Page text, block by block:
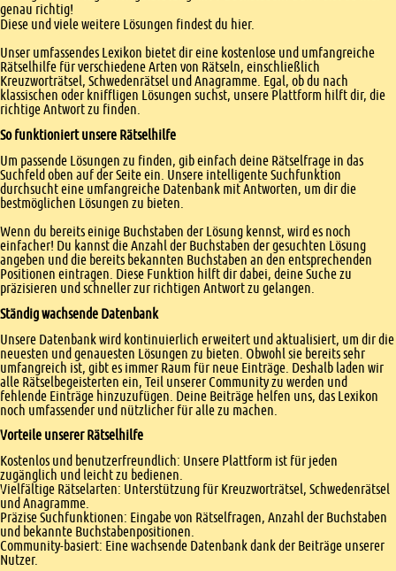
genau richtig!
Diese und viele weitere Lösungen findest du hier.
Unser umfassendes Lexikon bietet dir eine kostenlose und umfangreiche
Rätselhilfe für verschiedene Arten von Rätseln, einschließlich
Kreuzworträtsel, Schwedenrätsel und Anagramme. Egal, ob du nach
klassischen oder kniffligen Lösungen suchst, unsere Plattform hilft dir, die
richtige Antwort zu finden.
So funktioniert unsere Rätselhilfe
Um passende Lösungen zu finden, gib einfach deine Rätselfrage in das
Suchfeld oben auf der Seite ein. Unsere intelligente Suchfunktion
durchsucht eine umfangreiche Datenbank mit Antworten, um dir die
bestmöglichen Lösungen zu bieten.
Wenn du bereits einige Buchstaben der Lösung kennst, wird es noch
einfacher! Du kannst die Anzahl der Buchstaben der gesuchten Lösung
angeben und die bereits bekannten Buchstaben an den entsprechenden
Positionen eintragen. Diese Funktion hilft dir dabei, deine Suche zu
präzisieren und schneller zur richtigen Antwort zu gelangen.
Ständig wachsende Datenbank
Unsere Datenbank wird kontinuierlich erweitert und aktualisiert, um dir die
neuesten und genauesten Lösungen zu bieten. Obwohl sie bereits sehr
umfangreich ist, gibt es immer Raum für neue Einträge. Deshalb laden wir
alle Rätselbegeisterten ein, Teil unserer Community zu werden und
fehlende Einträge hinzuzufügen. Deine Beiträge helfen uns, das Lexikon
noch umfassender und nützlicher für alle zu machen.
Vorteile unserer Rätselhilfe
Kostenlos und benutzerfreundlich: Unsere Plattform ist für jeden
zugänglich und leicht zu bedienen.
Vielfältige Rätselarten: Unterstützung für Kreuzworträtsel, Schwedenrätsel
und Anagramme.
Präzise Suchfunktionen: Eingabe von Rätselfragen, Anzahl der Buchstaben
und bekannte Buchstabenpositionen.
Community-basiert: Eine wachsende Datenbank dank der Beiträge unserer
Nutzer.